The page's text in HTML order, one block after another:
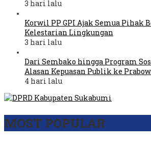
3 hari lalu
Korwil PP GPI Ajak Semua Pihak
Kelestarian Lingkungan
3 hari lalu
Dari Sembako hingga Program
Alasan Kepuasan Publik ke
4 hari lalu
MOST POPULAR